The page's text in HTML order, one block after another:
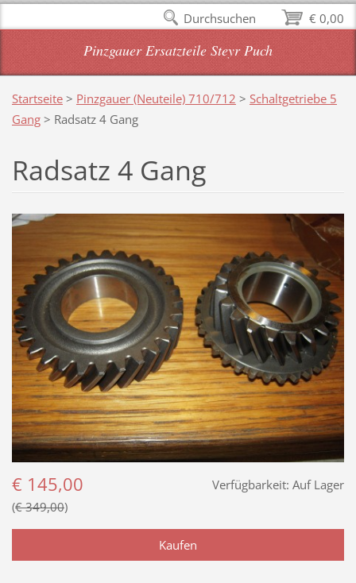
Pinzgauer Ersatzteile Steyr Puch
Startseite > Pinzgauer (Neuteile) 710/712 > Schaltgetriebe 5
Gang > Radsatz 4 Gang
Radsatz 4 Gang
Verfügbarkeit: Auf Lager
€ 145,00
€ 349,00
€ 0,00
Durchsuchen